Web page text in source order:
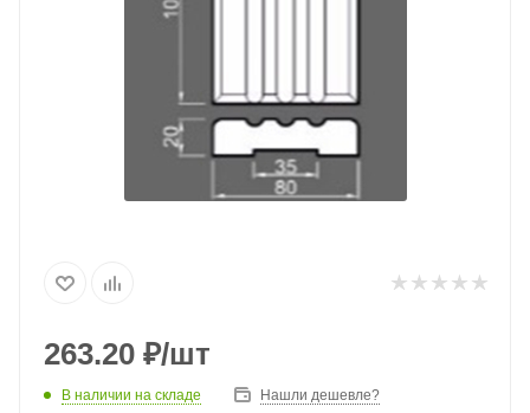
263.20 ₽/шт
В наличии на складе Нашли дешевле?